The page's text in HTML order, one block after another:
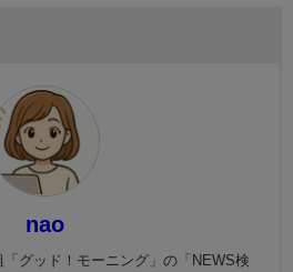
nao
グッド！モーニング」の「NEWS検